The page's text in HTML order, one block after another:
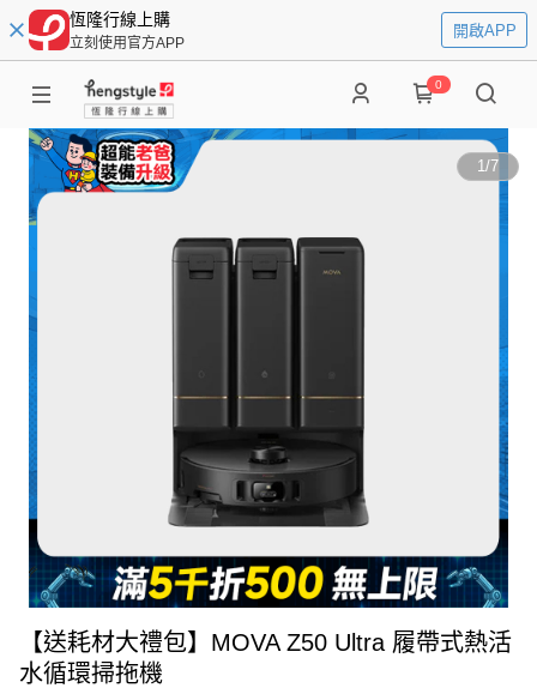
恆隆行線上購
立刻使用官方APP
開啟APP
0
1/7
【送耗材大禮包】MOVA Z50 Ultra 履帶式熱活
水循環掃拖機